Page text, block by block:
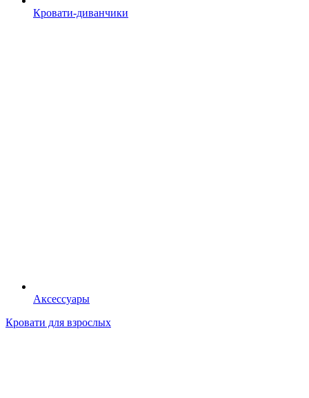
Кровати-диванчики
Аксессуары
Кровати для взрослых